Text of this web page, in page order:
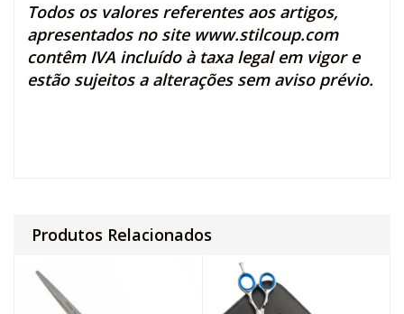
Todos os valores referentes aos artigos,
apresentados no site www.stilcoup.com
contêm IVA incluído à taxa legal em vigor e
estão sujeitos a alterações sem aviso prévio.
Produtos Relacionados